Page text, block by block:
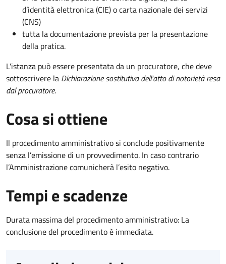
d’identità elettronica (CIE) o carta nazionale dei servizi
(CNS)
tutta la documentazione prevista per la presentazione
della pratica.
L'istanza può essere presentata da un procuratore, che deve
sottoscrivere la Dichiarazione sostitutiva dell'atto di notorietà resa
dal procuratore.
Cosa si ottiene
Il procedimento amministrativo si conclude positivamente
senza l’emissione di un provvedimento. In caso contrario
l’Amministrazione comunicherà l’esito negativo.
Tempi e scadenze
Durata massima del procedimento amministrativo: La
conclusione del procedimento è immediata.